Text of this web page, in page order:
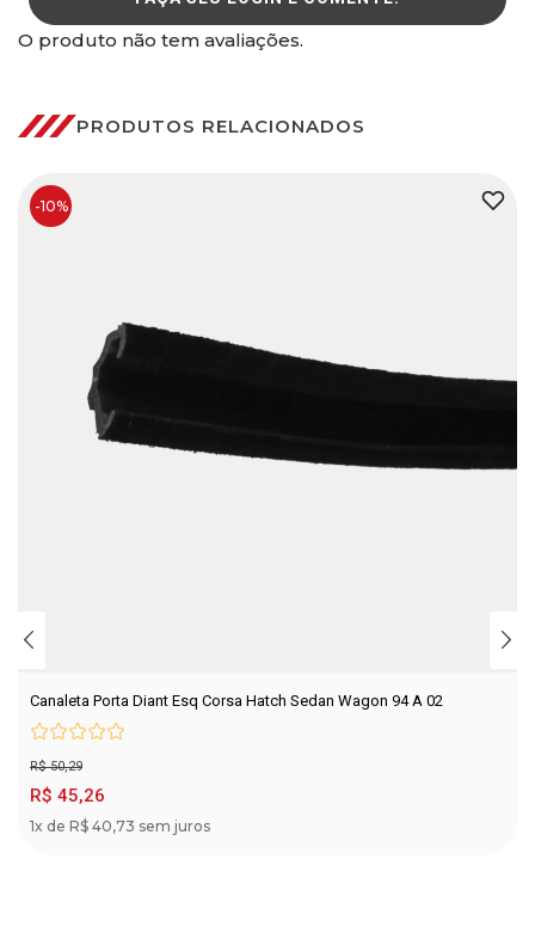
O produto não tem avaliações.
PRODUTOS RELACIONADOS
-10%
Canaleta Porta Diant Esq Corsa Hatch Sedan Wagon 94 A 02
R$ 50,29
R$ 45,26
1x de R$ 40,73 sem juros